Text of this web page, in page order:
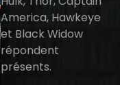
America, Hawkeye
et Black Widow
répondent
présents.